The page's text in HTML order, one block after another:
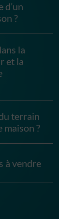
d’un
?
la
et la
terrain
?
à vendre